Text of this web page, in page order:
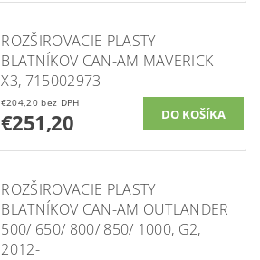
ROZŠIROVACIE PLASTY
BLATNÍKOV CAN-AM MAVERICK
X3, 715002973
€204,20 bez DPH
€251,20
ROZŠIROVACIE PLASTY
BLATNÍKOV CAN-AM OUTLANDER
500/ 650/ 800/ 850/ 1000, G2,
2012-